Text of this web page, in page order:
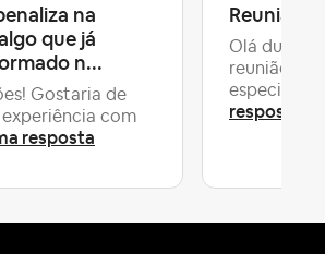
na
que já
n...
Gostaria de
com
resposta
Reunião
Olá duas
reunião
resposta